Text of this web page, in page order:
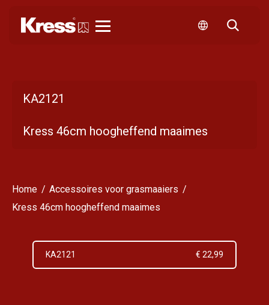
KA2121
Kress 46cm hoogheffend maaimes
Home
Accessoires voor grasmaaiers
Kress 46cm hoogheffend maaimes
KA2121 € 22,99